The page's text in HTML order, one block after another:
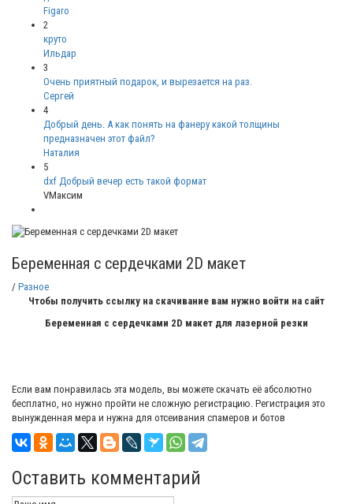
Figaro
2
круто
Ильдар
3
Очень приятный подарок, и вырезается на раз.
Сергей
4
Добрый день. А как понять на фанеру какой толщины
предназначен этот файл?
Наталия
5
dxf Добрый вечер есть такой формат
VМаксим
Беременная с сердечками 2D макет
/ Разное
Чтобы получить ссылку на скачивание вам нужно войти на сайт
Беременная с сердечками 2D макет для лазерной резки
Если вам понравилась эта модель, вы можете скачать её абсолютно
бесплатно, но нужно пройти не сложную регистрацию. Регистрация это
вынужденная мера и нужна для отсеивания спамеров и ботов
Оставить комментарий